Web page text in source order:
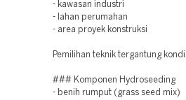
- kawasan industri
- lahan perumahan
- area proyek konstruksi
Pemilihan teknik tergantung
### Komponen Hydroseeding
- benih rumput (grass seed mix)